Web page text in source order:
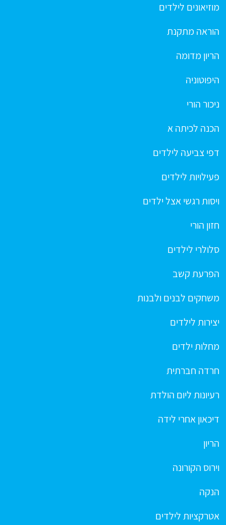
מוזיאונים לילדים
הוראה מתקנת
הריון מדומה
היפוטוניה
ניכור הורי
הכנה לכיתה א
דפי צביעה לילדים
פעילויות לילדים
ויסות רגשי אצל ילדים
חזון הורי
סלולרי לילדים
הפרעת קשב
משחקים לבנים ולבנות
יצירות לילדים
מחלות ילדים
חרדה חברתית
רעיונות ליום הולדת
דיכאון אחרי לידה
הריון
וירוס הקורונה
הנקה
אטרקציות לילדים